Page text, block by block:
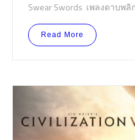
Swear Swords เพลงดาบพ
Read More